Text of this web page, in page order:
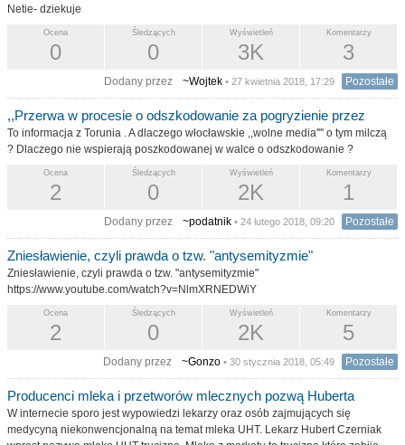
Netie- dziekuje
Komentarzy
3
Wyświetleń
3K
Śledzących
0
Ocena
0
Dodany przez ~Wojtek • 27 kwietnia 2018, 17:29 Pozostałe
,,Przerwa w procesie o odszkodowanie za pogryzienie przez
To informacja z Torunia . A dlaczego włocławskie ,,wolne media'''' o tym milczą
? Dlaczego nie wspierają poszkodowanej w walce o odszkodowanie ?
Komentarzy
1
Wyświetleń
2K
Śledzących
0
Ocena
2
Dodany przez ~podatnik • 24 lutego 2018, 09:20 Pozostałe
Zniesławienie, czyli prawda o tzw. "antysemityzmie"
Zniesławienie, czyli prawda o tzw. "antysemityzmie"
https://www.youtube.com/watch?v=NlmXRNEDWiY
Komentarzy
5
Wyświetleń
2K
Śledzących
0
Ocena
2
Dodany przez ~Gonzo • 30 stycznia 2018, 05:49 Pozostałe
Producenci mleka i przetworów mlecznych pozwą Huberta
W internecie sporo jest wypowiedzi lekarzy oraz osób zajmujących się
medycyną niekonwencjonalną na temat mleka UHT. Lekarz Hubert Czerniak